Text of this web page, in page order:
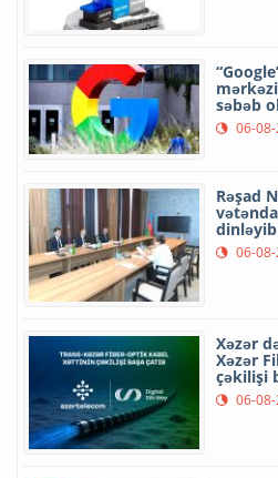
səbəb
06-
Rəşad
dinləyib
06-
Xəzər
Xəzər
çəkilişi
06-